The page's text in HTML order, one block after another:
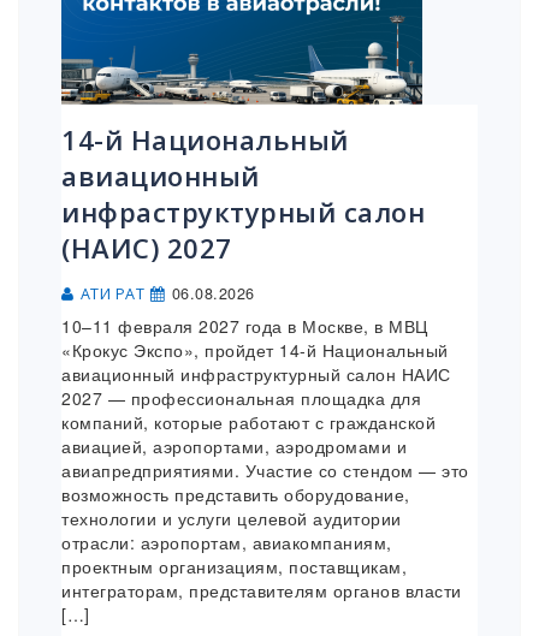
14-й Национальный
авиационный
инфраструктурный салон
(НАИС) 2027
АТИ РАТ 06.08.2026
10–11 февраля 2027 года в Москве, в МВЦ
«Крокус Экспо», пройдет 14-й Национальный
авиационный инфраструктурный салон НАИС
2027 — профессиональная площадка для
компаний, которые работают с гражданской
авиацией, аэропортами, аэродромами и
авиапредприятиями. Участие со стендом — это
возможность представить оборудование,
технологии и услуги целевой аудитории
отрасли: аэропортам, авиакомпаниям,
проектным организациям, поставщикам,
интеграторам, представителям органов власти
[…]